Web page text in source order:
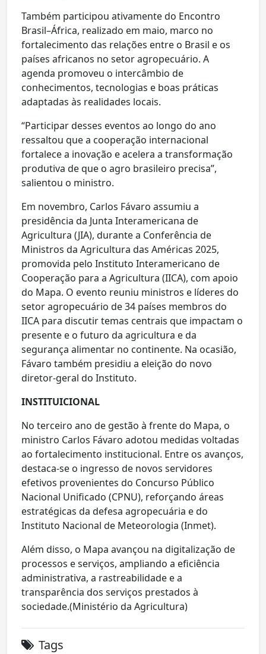
Também participou ativamente do Encontro
Brasil–África, realizado em maio, marco no
fortalecimento das relações entre o Brasil e os
países africanos no setor agropecuário. A
agenda promoveu o intercâmbio de
conhecimentos, tecnologias e boas práticas
adaptadas às realidades locais.
“Participar desses eventos ao longo do ano
ressaltou que a cooperação internacional
fortalece a inovação e acelera a transformação
produtiva de que o agro brasileiro precisa”,
salientou o ministro.
Em novembro, Carlos Fávaro assumiu a
presidência da Junta Interamericana de
Agricultura (JIA), durante a Conferência de
Ministros da Agricultura das Américas 2025,
promovida pelo Instituto Interamericano de
Cooperação para a Agricultura (IICA), com apoio
do Mapa. O evento reuniu ministros e líderes do
setor agropecuário de 34 países membros do
IICA para discutir temas centrais que impactam o
presente e o futuro da agricultura e da
segurança alimentar no continente. Na ocasião,
Fávaro também presidiu a eleição do novo
diretor-geral do Instituto.
INSTITUICIONAL
No terceiro ano de gestão à frente do Mapa, o
ministro Carlos Fávaro adotou medidas voltadas
ao fortalecimento institucional. Entre os avanços,
destaca-se o ingresso de novos servidores
efetivos provenientes do Concurso Público
Nacional Unificado (CPNU), reforçando áreas
estratégicas da defesa agropecuária e do
Instituto Nacional de Meteorologia (Inmet).
Além disso, o Mapa avançou na digitalização de
processos e serviços, ampliando a eficiência
administrativa, a rastreabilidade e a
transparência dos serviços prestados à
sociedade.(Ministério da Agricultura)
Tags